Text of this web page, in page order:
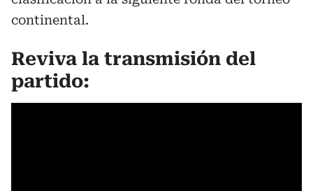
continental.
Reviva la transmisión del
partido: